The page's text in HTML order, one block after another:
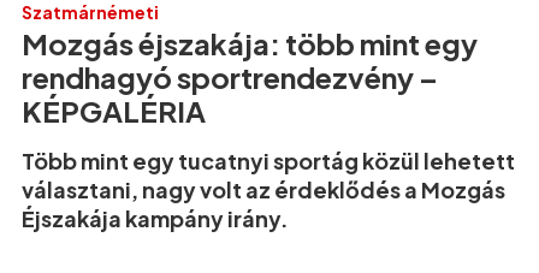
Szatmárnémeti
Mozgás éjszakája: több mint egy
rendhagyó sportrendezvény –
KÉPGALÉRIA
Több mint egy tucatnyi sportág közül lehetett
választani, nagy volt az érdeklődés a Mozgás
Éjszakája kampány irány.